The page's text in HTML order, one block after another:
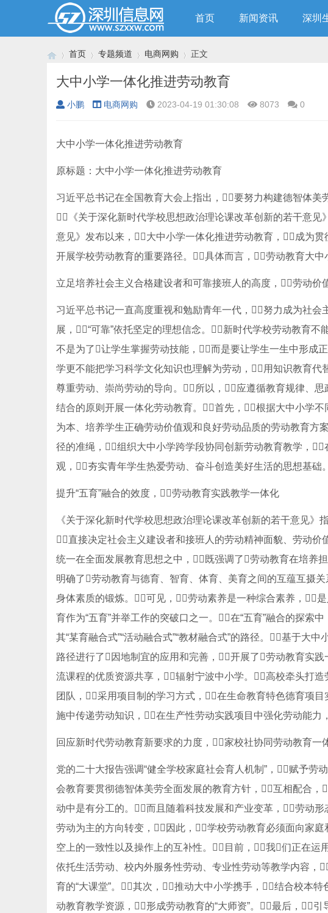
首页 新闻资讯 深圳
›
首页 专题频道
›
电商网购
›
正文
大中小学一体化推进劳动教育
小鹏 电商网购 2023-04-19 01:30:08 8073 0
大中小学一体化推进劳动教育
原标题：大中小学一体化推进劳动教育
习近平总书记在全国教育大会上指出，要努力构建德智体美
《关于深化新时代学校思想政治理论课改革创新的若干意
意见》发布以来，大中小学一体化推进劳动教育，成为
开展学校劳动教育的重要路径。具体而言，劳动教育大
立足培养社会主义合格建设者和可靠接班人的高度，劳动价
习近平总书记一直高度重视和勉励青年一代，努力成为社会
展，“可靠”依托坚定的理想信念。新时代学校劳动教育
不是为了让学生掌握劳动技能，而是要让学生一生中形成
学更不能把学习科学文化知识也理解为劳动，用知识教育
尊重劳动、崇尚劳动的导向。所以，应遵循教育规律、
结合的原则开展一体化劳动教育。首先，根据大中小学
为本、培养学生正确劳动价值观和良好劳动品质的劳动教育方
径的准绳，组织大中小学跨学段协同创新劳动教育教学，
观，夯实青年学生热爱劳动、奋斗创造美好生活的思想基础
提升“五育”融合的效度，劳动教育实践教学一体化
《关于深化新时代学校思想政治理论课改革创新的若干意见》
直接决定社会主义建设者和接班人的劳动精神面貌、劳动价
统一在全面发展教育思想之中，既强调了劳动教育在培养
明确了劳动教育与德育、智育、体育、美育之间的互蕴互摄
身体素质的锻炼。可见，劳动素养是一种综合素养，
育作为“五育”并举工作的突破口之一。在“五育”融合的探索
其“某育融合式”“活动融合式”“教材融合式”的路径。基于
路径进行了因地制宜的应用和完善，开展了劳动教育实践
流课程的优质资源共享，辐射宁波中小学。高校牵头打
团队，采用项目制的学习方式，在生命教育特色德育项
施中传递劳动知识，在生产性劳动实践项目中强化劳动能力
回应新时代劳动教育新要求的力度，家校社协同劳动教育一
党的二十大报告强调“健全学校家庭社会育人机制”，赋予劳
会教育要贯彻德智体美劳全面发展的教育方针，互相配合
动中是有分工的。而且随着科技发展和产业变革，劳动
劳动为主的方向转变，因此，学校劳动教育必须面向家
空上的一致性以及操作上的互补性。目前，我们正在
依托生活劳动、校内外服务性劳动、专业性劳动等教学内容，
育的“大课堂”。其次，推动大中小学携手，结合校本
动教育教学资源，形成劳动教育的“大师资”。最后，